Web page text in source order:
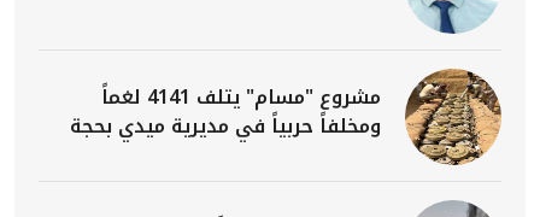
مشروع "مسام" يتلف 4141 لغماً
ومخلفاً حربياً في مديرية ميدي بحجة